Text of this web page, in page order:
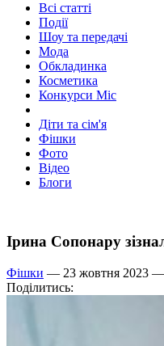
Всі статті
Події
Шоу та передачі
Мода
Обкладинка
Косметика
Конкурси Міс
Діти та сім'я
Фішки
Фото
Відео
Блоги
Ірина Сопонару
Фішки — 23 жовтня 2023 —
Поділитись: